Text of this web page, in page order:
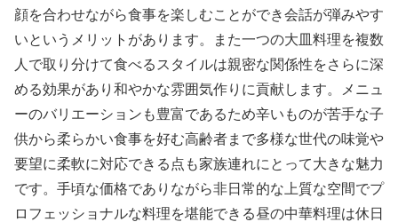
顔を合わせながら食事を楽しむことができ会話が弾みやす
いというメリットがあります。また一つの大皿料理を複数
人で取り分けて食べるスタイルは親密な関係性をさらに深
める効果があり和やかな雰囲気作りに貢献します。メニュ
ーのバリエーションも豊富であるため辛いものが苦手な子
供から柔らかい食事を好む高齢者まで多様な世代の味覚や
要望に柔軟に対応できる点も家族連れにとって大きな魅力
です。手頃な価格でありながら非日常的な上質な空間でプ
ロフェッショナルな料理を堪能できる昼の中華料理は休日